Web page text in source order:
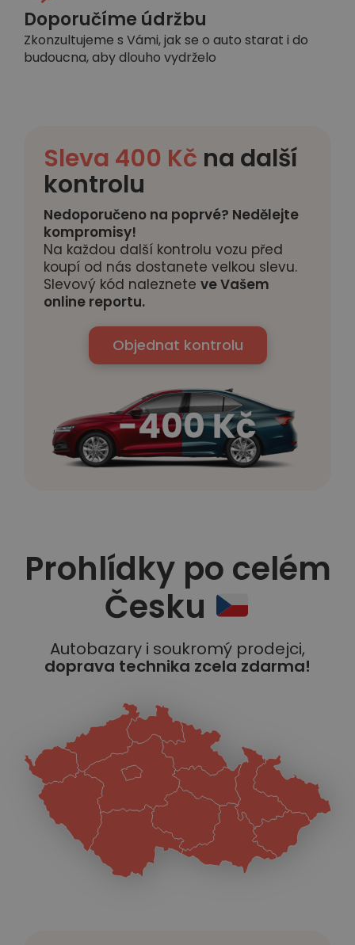
Doporučíme údržbu
Zkonzultujeme s Vámi, jak se o auto starat i do
budoucna, aby dlouho vydrželo
Sleva 400 Kč na další
kontrolu
Nedoporučeno na poprvé? Nedělejte
kompromisy!
Na každou další kontrolu vozu před
koupí od nás dostanete velkou slevu.
Slevový kód naleznete ve Vašem
online reportu.
Objednat kontrolu
Prohlídky po celém
Česku
Autobazary i soukromý prodejci,
doprava technika zcela zdarma!